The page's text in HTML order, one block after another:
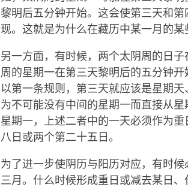
黎明后五分钟开始。这会使第三天和
现。这就是为什么在藏历中某一月的某
另一方面，有时候，两个太阴周的日
周的星期一在第三天黎明后的五分钟
以第一条规则，第三天就应该是星期
为不可能没有中间的星期一而直接从
星期一，上述二者中的一天必须作为
八日或两个第二十五日。
为了进一步使阴历与阳历对应，有时
三月。什么时候形成重日或减去某日